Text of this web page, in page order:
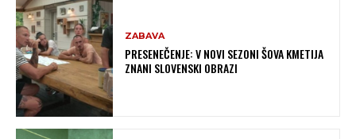
ZABAVA
PRESENEČENJE: V NOVI SEZONI ŠOVA KMETIJA
ZNANI SLOVENSKI OBRAZI